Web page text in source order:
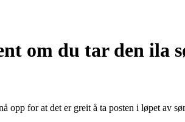
om du tar den ila
opp for at det er greit å ta posten i løpet av